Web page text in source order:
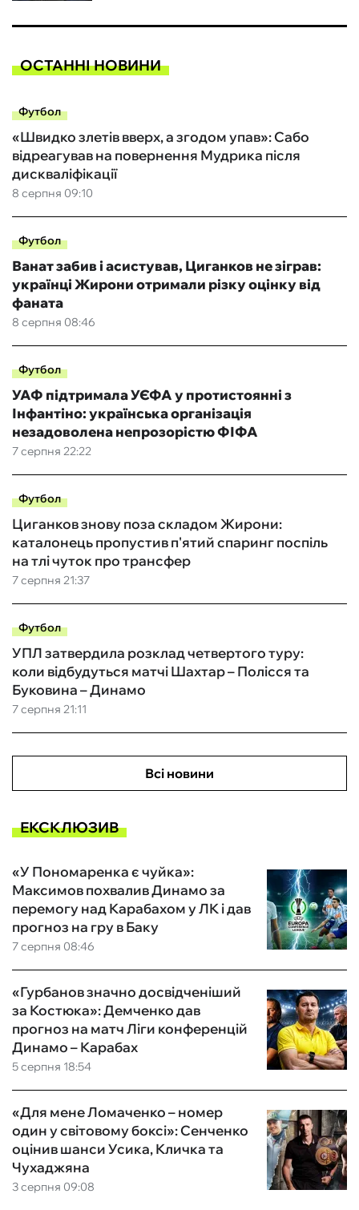
ОСТАННІ НОВИНИ
Футбол
8 серпня 09:10
«Швидко злетів вверх, а згодом упав»: Сабо
відреагував на повернення Мудрика після
дискваліфікації
Футбол
8 серпня 08:46
Ванат забив і асистував, Циганков не зіграв:
українці Жирони отримали різку оцінку від
фаната
Футбол
7 серпня 22:22
УАФ підтримала УЄФА у протистоянні з
Інфантіно: українська організація
незадоволена непрозорістю ФІФА
Футбол
7 серпня 21:37
Циганков знову поза складом Жирони:
каталонець пропустив п'ятий спаринг поспіль
на тлі чуток про трансфер
Футбол
7 серпня 21:11
УПЛ затвердила розклад четвертого туру:
коли відбудуться матчі Шахтар – Полісся та
Буковина – Динамо
Всі новини
ЕКСКЛЮЗИВ
7 серпня 08:46
«У Пономаренка є чуйка»:
Максимов похвалив Динамо за
перемогу над Карабахом у ЛК і дав
прогноз на гру в Баку
5 серпня 18:54
«Гурбанов значно досвідченіший
за Костюка»: Демченко дав
прогноз на матч Ліги конференцій
Динамо – Карабах
3 серпня 09:08
«Для мене Ломаченко – номер
один у світовому боксі»: Сенченко
оцінив шанси Усика, Кличка та
Чухаджяна